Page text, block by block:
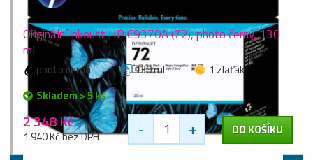
Originální inkoust HP C9370A (72), photo černý, 130
ml
photo černá 130 ml
1 zlaťák
Skladem > 5 ks
2 348 Kč
1 940 Kč bez DPH - + DO KOŠÍKU